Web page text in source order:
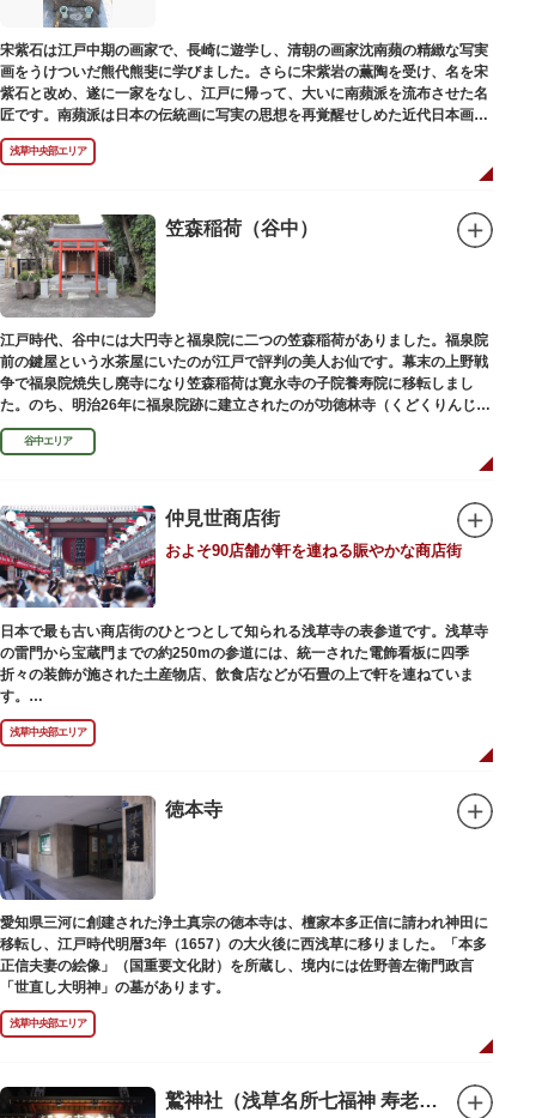
宋紫石は江戸中期の画家で、長崎に遊学し、清朝の画家沈南蘋の精緻な写実
画をうけついだ熊代熊斐に学びました。さらに宋紫岩の薫陶を受け、名を宋
紫石と改め、遂に一家をなし、江戸に帰って、大いに南蘋派を流布させた名
匠です。南蘋派は日本の伝統画に写実の思想を再覚醒せしめた近代日本画壇
の源流です。お墓は徳本寺（とくほんじ）境内にあります。
浅草中央部エリア
笠森稲荷（谷中）
江戸時代、谷中には大円寺と福泉院に二つの笠森稲荷がありました。福泉院
前の鍵屋という水茶屋にいたのが江戸で評判の美人お仙です。幕末の上野戦
争で福泉院焼失し廃寺になり笠森稲荷は寛永寺の子院養寿院に移転しまし
た。のち、明治26年に福泉院跡に建立されたのが功徳林寺（くどくりんじ）
で、明治末期には稲荷社が祀られました。
谷中エリア
仲見世商店街
およそ90店舗が軒を連ねる賑やかな商店街
日本で最も古い商店街のひとつとして知られる浅草寺の表参道です。浅草寺
の雷門から宝蔵門までの約250mの参道には、統一された電飾看板に四季
折々の装飾が施された土産物店、飲食店などが石畳の上で軒を連ねていま
す。
人形焼や手焼きせんべいをはじめ、団子や揚げまんじゅう、雷おこしなどの
銘菓、和傘や扇子など伝統工芸品も並び、歩いているだけで浅草らしさを感
じる場所です。江戸文化を感じる粋な商品の数々は、海外からの観光客にも
ての味を堪能できるのも魅力。下町っ子の威勢の良い売り声が飛び交うな
か、お気に入りのお土産探しをお楽しみください。
浅草中央部エリア
徳本寺
愛知県三河に創建された浄土真宗の徳本寺は、檀家本多正信に請われ神田に
移転し、江戸時代明暦3年（1657）の大火後に西浅草に移りました。「本多
正信夫妻の絵像」（国重要文化財）を所蔵し、境内には佐野善左衛門政言
「世直し大明神」の墓があります。
浅草中央部エリア
鷲神社（浅草名所七福神 寿老人）